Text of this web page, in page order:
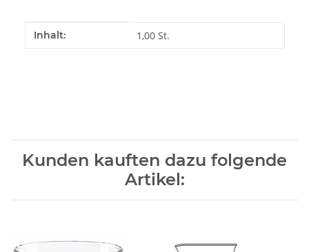
Produkteigenschaft
Wert
Inhalt: 1,00 St.
Kunden kauften dazu folgende
Artikel: